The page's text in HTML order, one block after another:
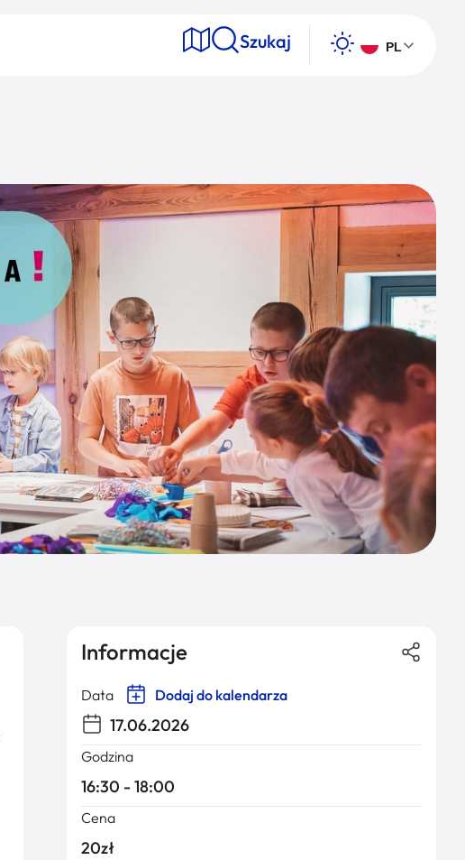
Szukaj PL
Wyszukaj
Informacje
Data Dodaj do kalendarza
17.06.2026
Godzina
16:30 - 18:00
Cena
20zł